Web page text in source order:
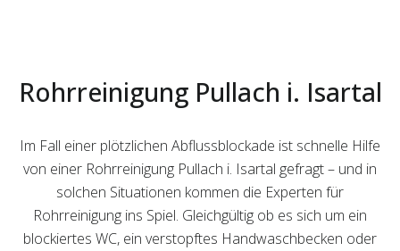
Rohrreinigung Pullach i. Isartal
Im Fall einer plötzlichen Abflussblockade ist schnelle Hilfe
von einer Rohrreinigung Pullach i. Isartal gefragt – und in
solchen Situationen kommen die Experten für
Rohrreinigung ins Spiel. Gleichgültig ob es sich um ein
blockiertes WC, ein verstopftes Handwaschbecken oder